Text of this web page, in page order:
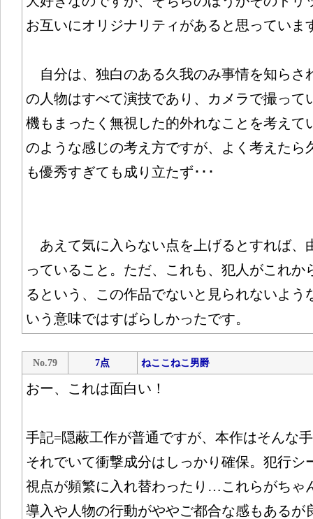
お互いにオリジナリティがあると思っていま
自分は、独白のある久我のみ事情を知らさ
の人物はすべて演技であり、カメラで撮って
機もまったく無視した的外れなことを考え
のような感じの考え方ですが、よく考えたら
も優秀すぎても成り立たず･･･
あえて気に入らない点を上げるとすれば、
っていること。ただ、これも、犯人がこれか
るという、この作品でないと見られないよう
いう意味ではすばらしかったです。
No.79 7点 ねここねこ男爵
おー、これは面白い！
手記=隠蔽工作が普通ですが、本作はそんな
それでいて衝撃成分はしっかり確保。犯行シ
視点が頻繁に入れ替わったり…これらがちゃ
導入や人物の行動がややご都合な感もあるが